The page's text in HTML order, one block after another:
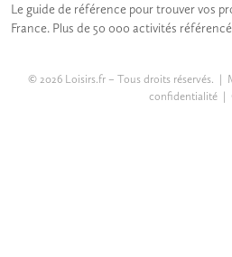
Le guide de référence pour trouver vos
France. Plus de 50 000 activités
© 2026 Loisirs.fr – Tous droits réservés. |
confidentialité |